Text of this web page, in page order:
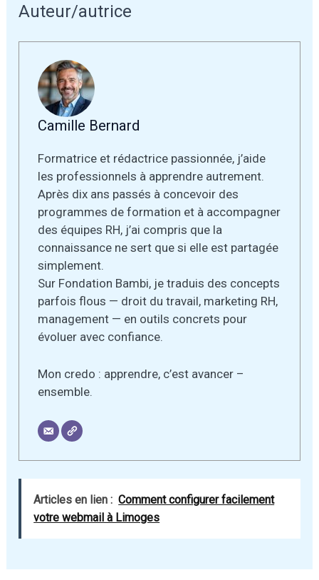
Auteur/autrice
Camille Bernard
Formatrice et rédactrice passionnée, j’aide
les professionnels à apprendre autrement.
Après dix ans passés à concevoir des
programmes de formation et à accompagner
des équipes RH, j’ai compris que la
connaissance ne sert que si elle est partagée
simplement.
Sur Fondation Bambi, je traduis des concepts
parfois flous — droit du travail, marketing RH,
management — en outils concrets pour
évoluer avec confiance.
Mon credo : apprendre, c’est avancer –
ensemble.
Articles en lien : Comment configurer facilement
votre webmail à Limoges